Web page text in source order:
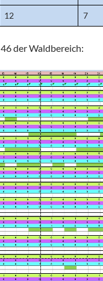
12 7
der Waldbereich: